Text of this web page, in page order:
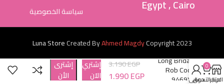
Egypt , Cairo
سياسة الخصوصية
Luna StoreCreated ByAhmed MagdyCopyright2023
Long Bridal
Rob Cod
9469X
3.190EGP
1.990EGP
إشتري
الاَن
إشترى
الأن
المتجر
0
عربة التسوق
حسابي